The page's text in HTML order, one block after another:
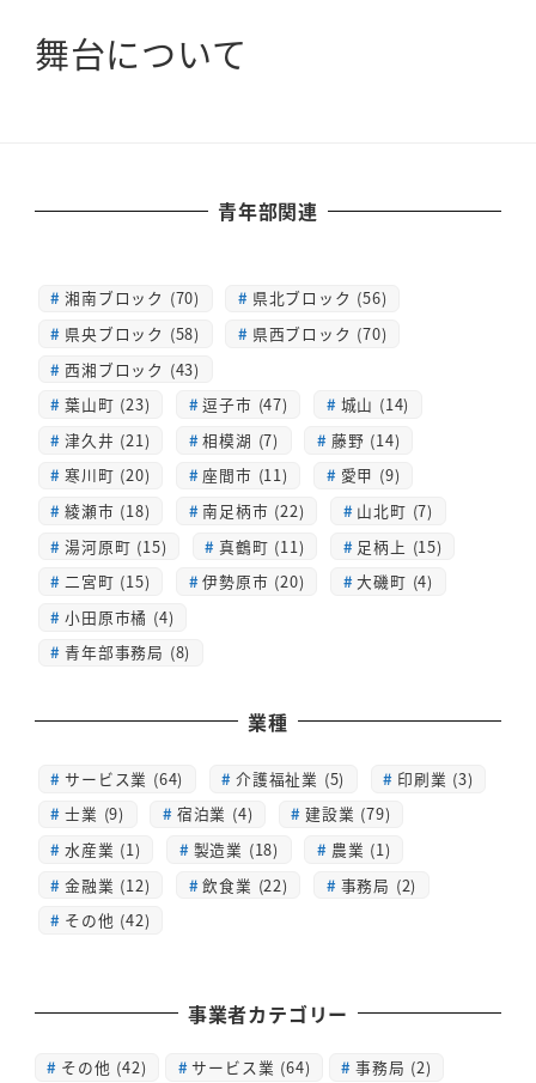
舞台について
青年部関連
湘南ブロック (70)
県北ブロック (56)
県央ブロック (58)
県西ブロック (70)
西湘ブロック (43)
葉山町 (23)
逗子市 (47)
城山 (14)
津久井 (21)
相模湖 (7)
藤野 (14)
寒川町 (20)
座間市 (11)
愛甲 (9)
綾瀬市 (18)
南足柄市 (22)
山北町 (7)
湯河原町 (15)
真鶴町 (11)
足柄上 (15)
二宮町 (15)
伊勢原市 (20)
大磯町 (4)
小田原市橘 (4)
青年部事務局 (8)
業種
サービス業 (64) 介護福祉業 (5)
印刷業 (3)
士業 (9)
宿泊業 (4)
建設業 (79)
水産業 (1)
製造業 (18)
農業 (1)
金融業 (12)
飲食業 (22)
事務局 (2)
その他 (42)
事業者カテゴリー
その他 (42) サービス業 (64) 事務局 (2)